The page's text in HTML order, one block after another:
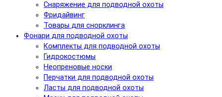
Снаряжение для подводной охоты
Фридайвинг
Товары для снорклинга
Фонари для подводной охоты
Комплекты для подводной охоты
Гидрокостюмы
Неопреновые носки
Перчатки для подводной охоты
Ласты для подводной охоты